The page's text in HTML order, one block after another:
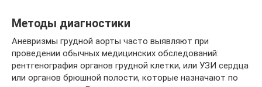
Методы диагностики
Аневризмы грудной аорты часто выявляют при
проведении обычных медицинских обследований:
рентгенография органов грудной клетки, или УЗИ сердца
или органов брюшной полости, которые назначают по